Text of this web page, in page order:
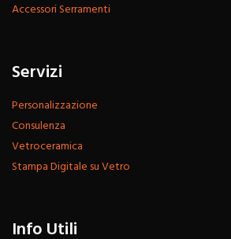
Accessori Serramenti
Servizi
Personalizzazione
Consulenza
Vetroceramica
Stampa Digitale su Vetro
Info Utili